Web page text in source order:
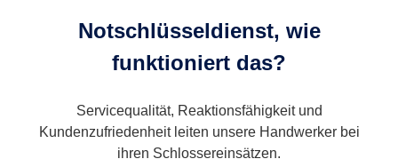
Notschlüsseldienst, wie
funktioniert das?
Servicequalität, Reaktionsfähigkeit und
Kundenzufriedenheit leiten unsere Handwerker bei
ihren Schlossereinsätzen.